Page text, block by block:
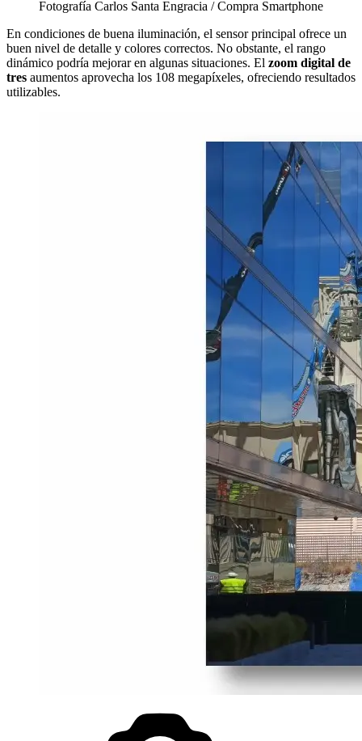
Fotografía Carlos Santa Engracia / Compra Smartphone
En condiciones de buena iluminación, el sensor principal ofrece un
buen nivel de detalle y colores correctos. No obstante, el rango
dinámico podría mejorar en algunas situaciones. El zoom digital de
tres aumentos aprovecha los 108 megapíxeles, ofreciendo resultados
utilizables.